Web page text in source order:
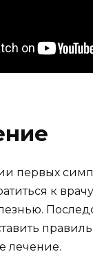
первых
к
лечение.